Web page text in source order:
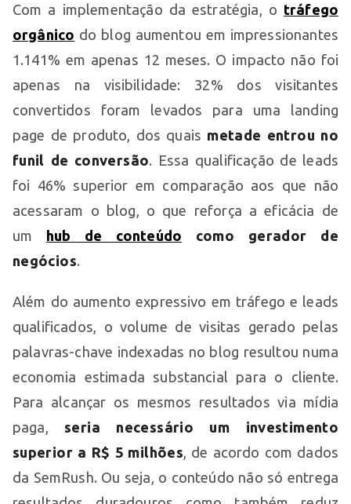
Com a implementação da estratégia, o tráfego
orgânico do blog aumentou em impressionantes
1.141% em apenas 12 meses. O impacto não foi
apenas na visibilidade: 32% dos visitantes
convertidos foram levados para uma landing
page de produto, dos quais metade entrou no
funil de conversão. Essa qualificação de leads
foi 46% superior em comparação aos que não
acessaram o blog, o que reforça a eficácia de
um
hub de conteúdo como gerador de
negócios.
Além do aumento expressivo em tráfego e leads
qualificados, o volume de visitas gerado pelas
palavras-chave indexadas no blog resultou numa
economia estimada substancial para o cliente.
Para alcançar os mesmos resultados via mídia
paga, seria necessário um investimento
superior a R$ 5 milhões, de acordo com dados
da SemRush. Ou seja, o conteúdo não só entrega